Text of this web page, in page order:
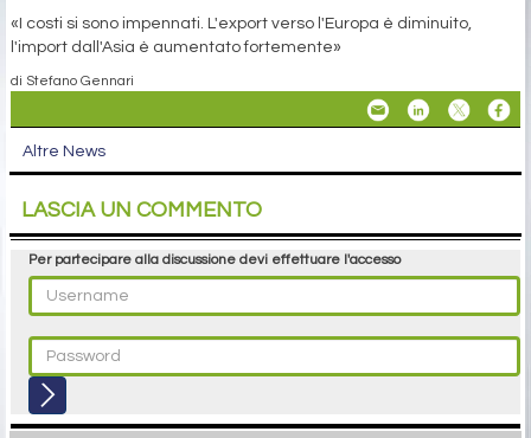
«I costi si sono impennati. L'export verso l'Europa è diminuito,
l'import dall'Asia è aumentato fortemente»
di Stefano Gennari
Altre News
LASCIA UN COMMENTO
Per partecipare alla discussione devi effettuare l'accesso